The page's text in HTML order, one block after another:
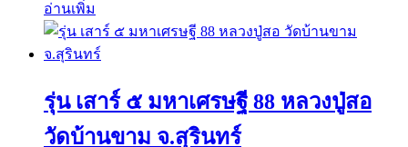
อ่านเพิ่ม
รุ่น เสาร์ ๕ มหาเศรษฐี 88 หลวงปู่สอ
วัดบ้านขาม จ.สุรินทร์